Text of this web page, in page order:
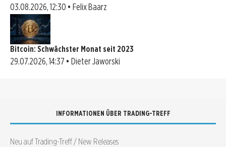
03.08.2026, 12:30 • Felix Baarz
Bitcoin: Schwächster Monat seit 2023
29.07.2026, 14:37 • Dieter Jaworski
INFORMATIONEN ÜBER TRADING-TREFF
Neu auf Trading-Treff / New Releases